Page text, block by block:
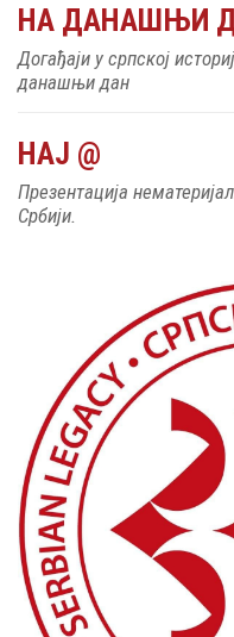
НА ДАНАШЊИ
Догађаји у српској
данашњи дан
НАЈ @
Презентација
Србији.